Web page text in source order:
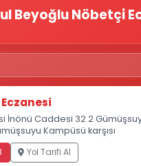
Beyoğlu Nöbetçi
İnönü Caddesi 32 2
Kampüsü karşısı
Yol Tarifi Al